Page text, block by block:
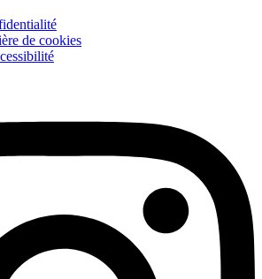
de cookies